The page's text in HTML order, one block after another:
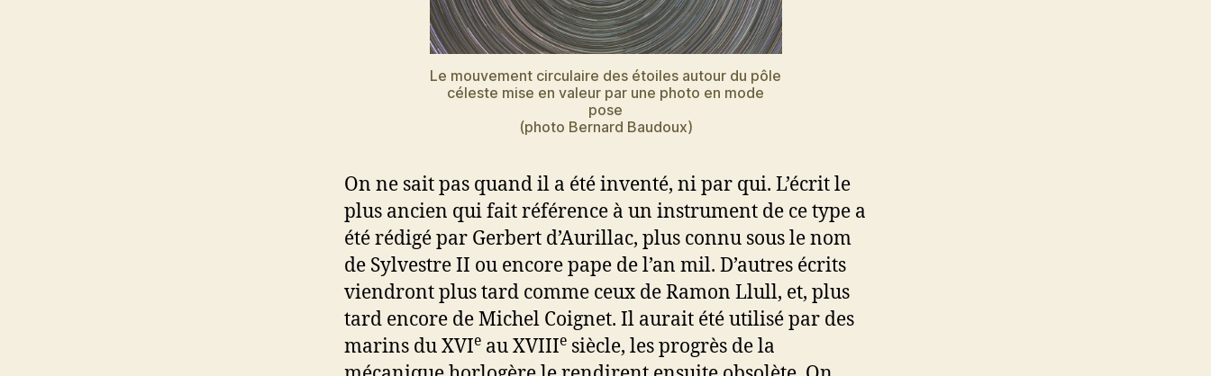
Le mouvement circulaire des étoiles autour du pôle
céleste mise en valeur par une photo en mode
pose
(photo Bernard Baudoux)
On ne sait pas quand il a été inventé, ni par qui. L’écrit le
plus ancien qui fait référence à un instrument de ce type a
été rédigé par Gerbert d’Aurillac, plus connu sous le nom
de Sylvestre II ou encore pape de l’an mil. D’autres écrits
viendront plus tard comme ceux de Ramon Llull, et, plus
tard encore de Michel Coignet. Il aurait été utilisé par des
marins du XVIe au XVIIIe siècle, les progrès de la